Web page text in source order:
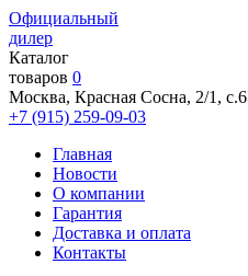
Официальный
дилер
Каталог
товаров 0
Москва, Красная Сосна, 2/1, с.6
+7 (915) 259-09-03
Главная
Новости
О компании
Гарантия
Доставка и оплата
Контакты